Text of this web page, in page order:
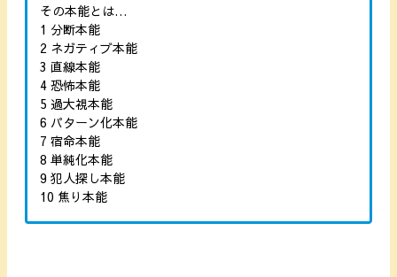
その本能とは…
1 分断本能
2 ネガティブ本能
3 直線本能
4 恐怖本能
5 過大視本能
6 パターン化本能
7 宿命本能
8 単純化本能
9 犯人探し本能
10 焦り本能